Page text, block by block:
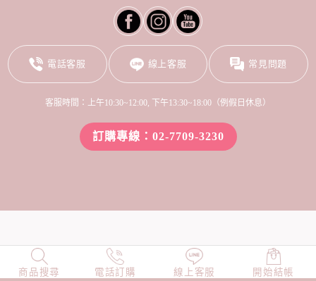
商品搜尋 電話訂購 線上客服 開始結帳
NEW 店長精選 TOP100 小編穿搭
電話客服 線上客服 常見問題
客服時間：上午10:30~12:00, 下午13:30~18:00（例假日休息）
訂購專線：02-7709-3230